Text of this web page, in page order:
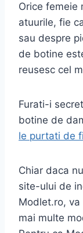
Orice femeie
atuurile, fie
sau despre
de botine
reusesc cel
Furati-i
botine de
le purtati de
Chiar daca
site-ului de
Modlet.ro,
mai multe